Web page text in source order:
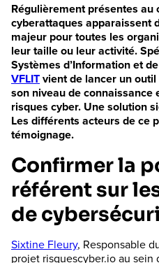
Régulièrement présentes
cyberattaques apparaissent
majeur pour toutes les
leur taille ou leur activité.
Systèmes d’Information et
VFLITvient de lancer un
son niveau de connaissance
risques cyber. Une solution
Les différents acteurs de ce
témoignage.
Confirmer la
référent sur
de
Sixtine Fleury, Responsable
projet risquescyber.io au sein